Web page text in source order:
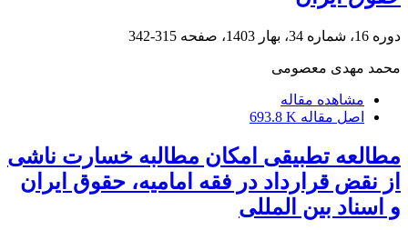
دوره 16، شماره 34، بهار 1403، صفحه 315-342
محمد مهدی معصومی
مشاهده مقاله
اصل مقاله 693.8 K
مطالعه تطبیقی امکان مطالبه خسارت ناشی
از نقض قرارداد در فقه امامیه، حقوق ایران
و اسناد بین المللی